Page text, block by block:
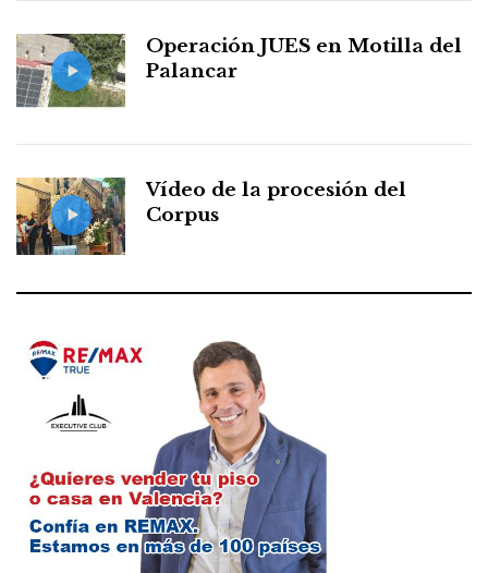
Operación JUES en Motilla del
Palancar
Vídeo de la procesión del
Corpus